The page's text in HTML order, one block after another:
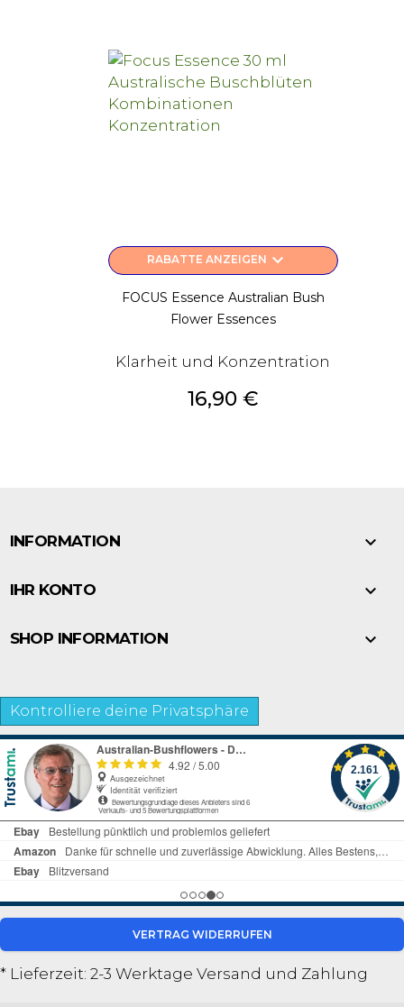
RABATTE ANZEIGEN keyboard_arrow_down
FOCUS Essence Australian Bush
Flower Essences
Klarheit und Konzentration
Preis
16,90 €
INFORMATION 
IHR KONTO 
SHOP INFORMATION 
Kontrolliere deine Privatsphäre
VERTRAG WIDERRUFEN
* Lieferzeit: 2-3 Werktage Versand und Zahlung